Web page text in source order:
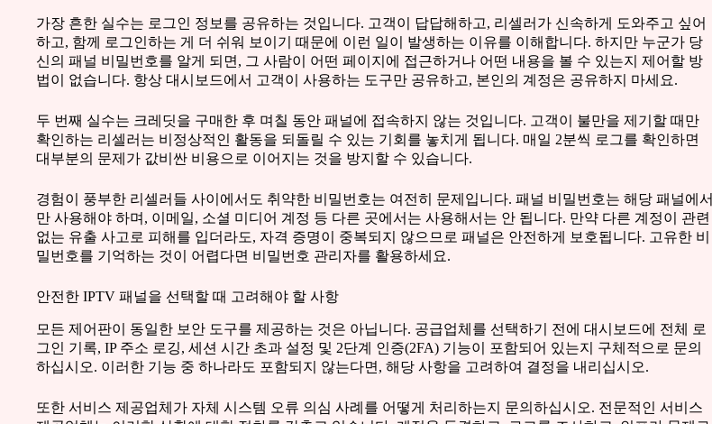
가장 흔한 실수는 로그인 정보를 공유하는 것입니다. 고객이 답답해하고, 리셀러가 신속하게 도와주고 싶어
하고, 함께 로그인하는 게 더 쉬워 보이기 때문에 이런 일이 발생하는 이유를 이해합니다. 하지만 누군가 당
신의 패널 비밀번호를 알게 되면, 그 사람이 어떤 페이지에 접근하거나 어떤 내용을 볼 수 있는지 제어할 방
법이 없습니다. 항상 대시보드에서 고객이 사용하는 도구만 공유하고, 본인의 계정은 공유하지 마세요.
두 번째 실수는 크레딧을 구매한 후 며칠 동안 패널에 접속하지 않는 것입니다. 고객이 불만을 제기할 때만
확인하는 리셀러는 비정상적인 활동을 되돌릴 수 있는 기회를 놓치게 됩니다. 매일 2분씩 로그를 확인하면
대부분의 문제가 값비싼 비용으로 이어지는 것을 방지할 수 있습니다.
경험이 풍부한 리셀러들 사이에서도 취약한 비밀번호는 여전히 문제입니다. 패널 비밀번호는 해당 패널에서
만 사용해야 하며, 이메일, 소셜 미디어 계정 등 다른 곳에서는 사용해서는 안 됩니다. 만약 다른 계정이 관련
없는 유출 사고로 피해를 입더라도, 자격 증명이 중복되지 않으므로 패널은 안전하게 보호됩니다. 고유한 비
밀번호를 기억하는 것이 어렵다면 비밀번호 관리자를 활용하세요.
안전한 IPTV 패널을 선택할 때 고려해야 할 사항
모든 제어판이 동일한 보안 도구를 제공하는 것은 아닙니다. 공급업체를 선택하기 전에 대시보드에 전체 로
그인 기록, IP 주소 로깅, 세션 시간 초과 설정 및 2단계 인증(2FA) 기능이 포함되어 있는지 구체적으로 문의
하십시오. 이러한 기능 중 하나라도 포함되지 않는다면, 해당 사항을 고려하여 결정을 내리십시오.
또한 서비스 제공업체가 자체 시스템 오류 의심 사례를 어떻게 처리하는지 문의하십시오. 전문적인 서비스